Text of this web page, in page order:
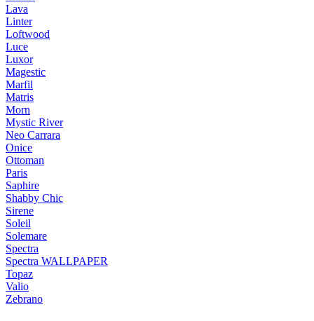
Lava
Linter
Loftwood
Luce
Luxor
Magestic
Marfil
Matris
Morn
Mystic River
Neo Carrara
Onice
Ottoman
Paris
Saphire
Shabby Chic
Sirene
Soleil
Solemare
Spectra
Spectra WALLPAPER
Topaz
Valio
Zebrano